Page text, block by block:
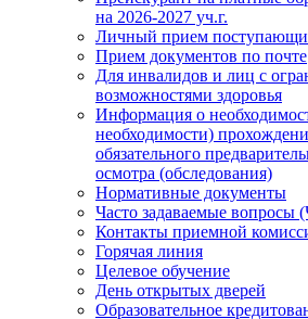
на 2026-2027 уч.г.
Личный прием
Прием документов по почте
Для инвалидов и лиц с
возможностями здоровья
Информация о
необходимости)
обязательного
осмотра (обследования)
Нормативные документы
Часто задаваемые вопросы
Контакты приемной
Горячая линия
Целевое обучение
День открытых дверей
Образовательное